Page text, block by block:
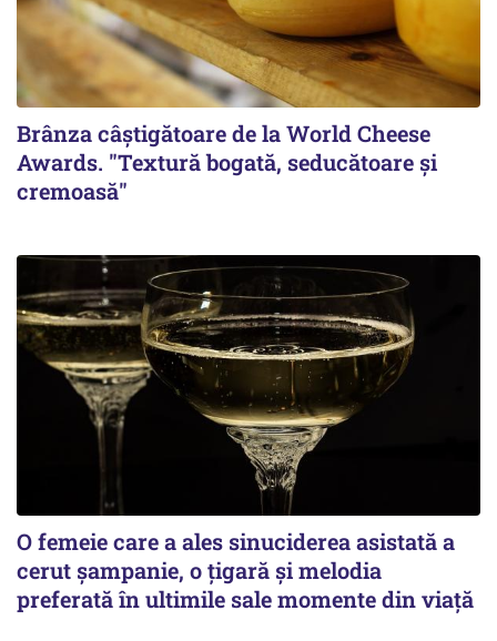
Brânza câștigătoare de la World Cheese
Awards. "Textură bogată, seducătoare și
cremoasă"
O femeie care a ales sinuciderea asistată a
cerut șampanie, o țigară și melodia
preferată în ultimile sale momente din viață